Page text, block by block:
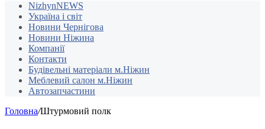
NizhynNEWS
Україна і світ
Новини Чернігова
Новини Ніжина
Компанії
Контакти
Будівельні матеріали м.Ніжин
Меблевий салон м.Ніжин
Автозапчастини
Головна/Штурмовий полк